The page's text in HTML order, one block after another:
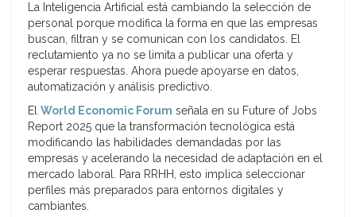
La Inteligencia Artificial está cambiando la selección de
personal porque modifica la forma en que las empresas
buscan, filtran y se comunican con los candidatos. El
reclutamiento ya no se limita a publicar una oferta y
esperar respuestas. Ahora puede apoyarse en datos,
automatización y análisis predictivo.
El World Economic Forum señala en su Future of Jobs
Report 2025 que la transformación tecnológica está
modificando las habilidades demandadas por las
empresas y acelerando la necesidad de adaptación en el
mercado laboral. Para RRHH, esto implica seleccionar
perfiles más preparados para entornos digitales y
cambiantes.